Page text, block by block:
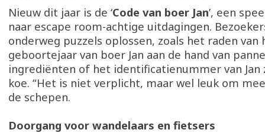
Nieuw dit jaar is de ‘Code van boer Jan’, een
naar escape room-achtige uitdagingen.
onderweg puzzels oplossen, zoals het raden van
geboortejaar van boer Jan aan de hand van
ingrediënten of het identificatienummer van
koe. “Het is niet verplicht, maar wel leuk om
de schepen.
Doorgang voor wandelaars en fietsers